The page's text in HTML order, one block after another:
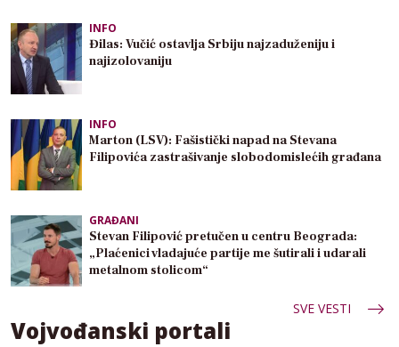
INFO
Đilas: Vučić ostavlja Srbiju najzaduženiju i
najizolovaniju
INFO
Marton (LSV): Fašistički napad na Stevana
Filipovića zastrašivanje slobodomislećih građana
GRAĐANI
Stevan Filipović pretučen u centru Beograda:
„Plaćenici vladajuće partije me šutirali i udarali
metalnom stolicom“
SVE VESTI
Vojvođanski portali